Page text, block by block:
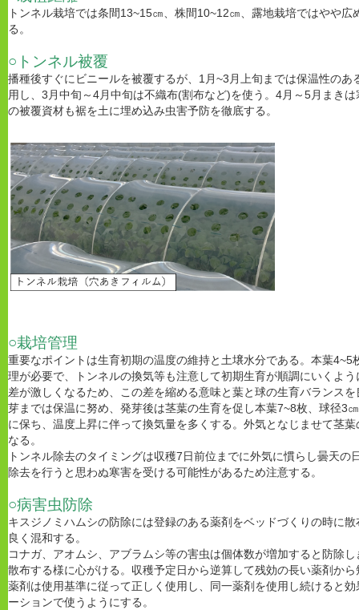
トンネル栽培では条間13~15㎝、株間10~12㎝、露地栽培ではやや
る。
○トンネル被覆
播種後すぐにビニールを被覆するが、 1 月~3 月上旬までは保温性のあ
用し、 3 月中旬～4月中旬は不織布(割布など)を使う。 4月～5月まき
の被覆資材も裾を土に埋め込み虫害予防を徹底する。
○栽培管理
重要なポイントは生育初期の温度の維持と土壌水分である。本葉4~5
理が必要で、トンネルの換気等も注意して初期生育が順調にいくよ
差が激しくなるため、この差を縮める意味と葉と球の生育バランス
芽までは保温に努め、発芽後は茎葉の生育を促し本葉7~8枚、球径3
に保ち、温度上昇に伴って換気量を多くする。外気となじませて茎
なる。
トンネル除去のタイミングは収穫7日前位までに外気に慣らし曇天の
除去を行うと思わぬ寒害を受ける可能性があるため注意する。
○病害虫防除
キスジノミハムシの防除には登録のある薬剤をベッドづくりの時に散
良く混和する。
コナガ、アオムシ、アブラムシ等の害虫は個体数が増加すると防除
散布する様に心がける。収穫予定日から逆算して残効の長い薬剤か
薬剤は使用基準に従って正しく使用し、同一薬剤を使用し続けると
ーションで使うようにする。